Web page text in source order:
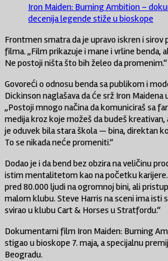
Iron Maiden: Burning Ambition –
decenija legende stiže u bioskope
Frontmen smatra da je upravo iskren i
filma. „Film prikazuje i mane i vrline benda,
Ne postoji ništa što bih želeo da promenim.“
Govoreći o odnosu benda sa publikom i
Dickinson naglašava da će srž Iron Maidena
„Postoji mnogo načina da komuniciraš sa
medija kroz koje možeš da budeš
je oduvek bila stara škola — bina, direktan
To se nikada neće promeniti.“
Dodao je i da bend bez obzira na veličinu
istim mentalitetom kao na početku
pred 80.000 ljudi na ogromnoj bini, ali
malom klubu. Steve Harris na sceni ima isti
svirao u klubu Cart & Horses u Stratfordu.“
Dokumentarni film Iron Maiden: Burning
stigao u bioskope 7. maja, a specijalnu
Beogradu.